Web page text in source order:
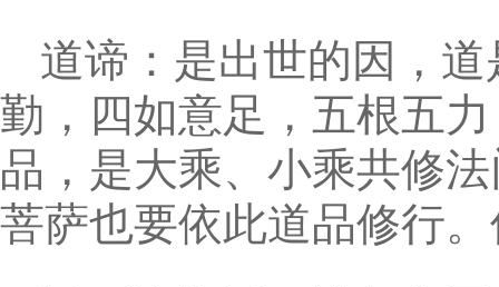
道谛：是出世的因，
勤，四如意足，五根五
品，是大乘、小乘共修
菩萨也要依此道品修行